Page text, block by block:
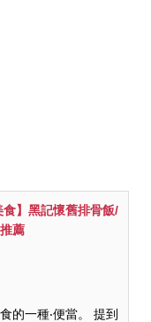
食】黑記懷舊排骨飯/
薦
的一種‧便當。 提到